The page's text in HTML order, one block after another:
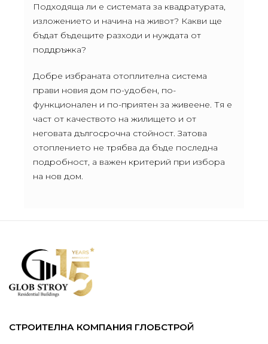
Подходяща ли е системата за квадратурата,
изложението и начина на живот? Какви ще
бъдат бъдещите разходи и нуждата от
поддръжка?
Добре избраната отоплителна система
прави новия дом по-удобен, по-
функционален и по-приятен за живеене. Тя е
част от качеството на жилището и от
неговата дългосрочна стойност. Затова
отоплението не трябва да бъде последна
подробност, а важен критерий при избора
на нов дом.
СТРОИТЕЛНА КОМПАНИЯ ГЛОБСТРОЙ